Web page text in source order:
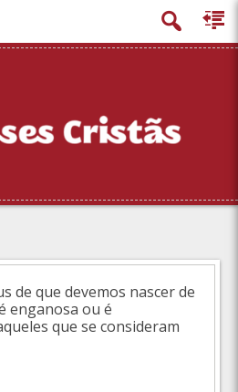
de que devemos nascer de
enganosa ou é
que se consideram